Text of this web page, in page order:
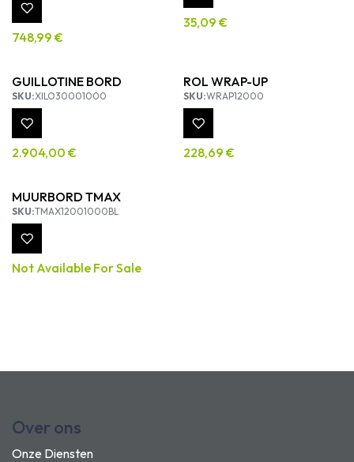
748,99 €
35,09 €
GUILLOTINE BORD
SKU:XILO30001000
2.904,00 €
ROL WRAP-UP
SKU:WRAP12000
228,69 €
MUURBORD TMAX
SKU:TMAX12001000BL
Not Available For Sale
Over ons
Onze Diensten